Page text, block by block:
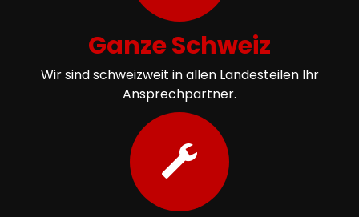
Ganze Schweiz
Wir sind schweizweit in allen Landesteilen Ihr
Ansprechpartner.